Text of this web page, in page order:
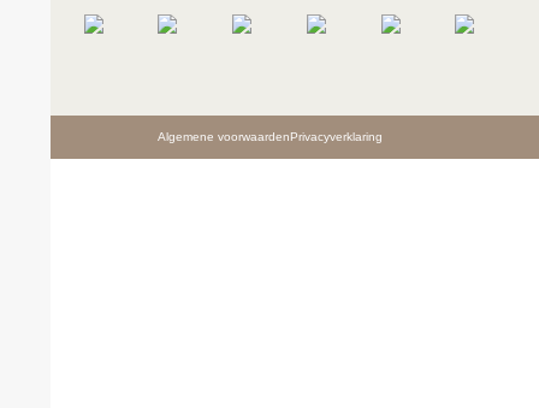
Algemene voorwaardenPrivacyverklaring